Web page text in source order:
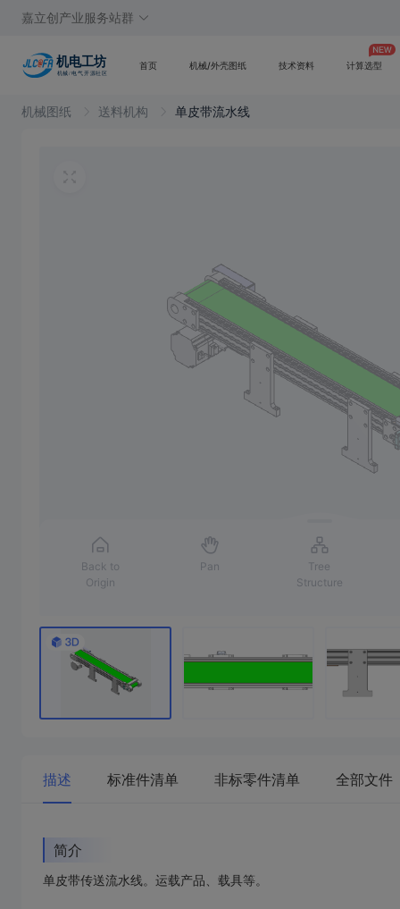
嘉立创产业服务站群
首页 机械/外壳图纸 技术资料 计算选型
机械图纸 送料机构 单皮带流水线
描述 标准件清单 非标零件清单 全部文件
简介
单皮带传送流水线。运载产品、载具等。